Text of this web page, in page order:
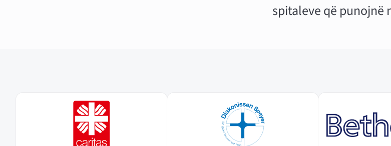
spitaleve që punojnë